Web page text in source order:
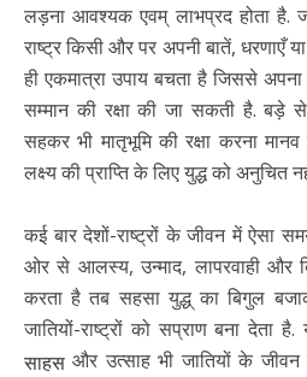
लड़ना आवश्यक एवम् लाभप्रद होता है.
राष्ट्र किसी और पर अपनी बातें, धरणाएँ
ही एकमात्रा उपाय बचता है जिससे
सम्मान की रक्षा की जा सकती है. बड़े
सहकर भी मातृभूमि की रक्षा करना
लक्ष्य की प्राप्ति के लिए युद्ध को अनुचित
कई बार देशों-राष्ट्रों के जीवन में ऐसा
ओर से आलस्य, उन्माद, लापरवाही और
करता है तब सहसा युद्ध् का बिगुल
जातियों-राष्ट्रों को सप्राण बना देता
साहसऔर उत्साह भी जातियों के